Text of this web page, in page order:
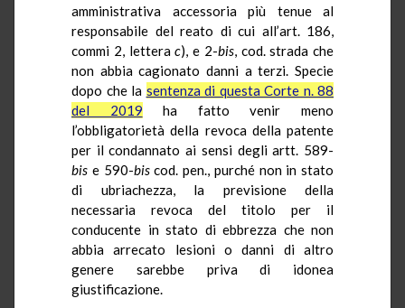
amministrativa accessoria più tenue al
responsabile del reato di cui all’art. 186,
commi 2, letterac), e 2-bis, cod. strada che
non abbia cagionato danni a terzi. Specie
dopo che la sentenza di questa Corte n. 88
del 2019 ha fatto venir meno
l’obbligatorietà della revoca della patente
per il condannato ai sensi degli artt. 589-
bis e 590-biscod. pen., purché non in stato
di ubriachezza, la previsione della
necessaria revoca del titolo per il
conducente in stato di ebbrezza che non
abbia arrecato lesioni o danni di altro
genere sarebbe priva di idonea
giustificazione.